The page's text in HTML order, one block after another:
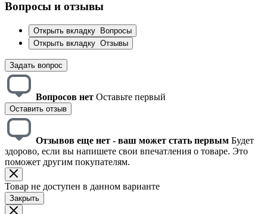
Вопросы и отзывы
Открыть вкладку
Вопросы
Открыть вкладку Отзывы
Задать вопрос
Вопросов нет Оставьте первый
Оставить отзыв
Отзывов еще нет - ваш может стать первым Будет
здорово, если вы напишете свои впечатления о товаре. Это
поможет другим покупателям.
Товар не доступен в данном варианте
Закрыть